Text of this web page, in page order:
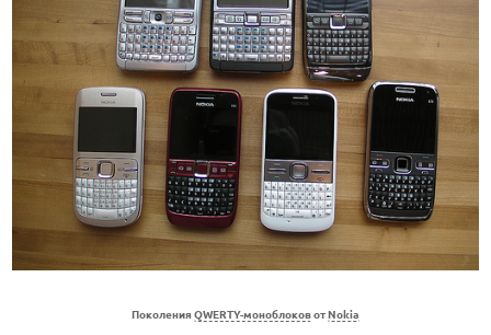
Поколения QWERTY-моноблоковотNokia